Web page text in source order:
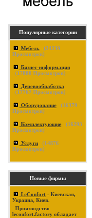
Популярные категории
Мебель (24239
Просмотров)
Бизнес-информация
(17880 Просмотров)
Деревообработка
(17767 Просмотров)
Оборудование (16379
Просмотров)
Комплектующие (16293
Просмотров)
Услуги (14876
Просмотров)
Новые фирмы
LeConfort - Киевская,
Украина, Киев.
Производство
leconfort.factory обладает